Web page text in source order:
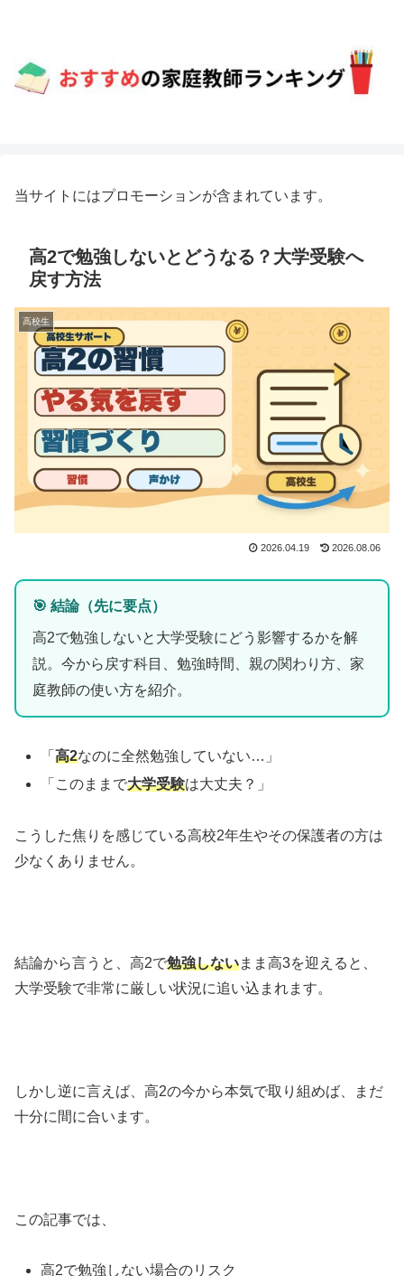
当サイトにはプロモーションが含まれています。
高2で勉強しないとどうなる？大学受験へ
戻す方法
高校生
2026.04.19 2026.08.06
🎯 結論（先に要点）
高2で勉強しないと大学受験にどう影響するかを解
説。今から戻す科目、勉強時間、親の関わり方、家
庭教師の使い方を紹介。
「高2なのに全然勉強していない…」
「このままで大学受験は大丈夫？」
こうした焦りを感じている高校2年生やその保護者の方は
少なくありません。
結論から言うと、高2で勉強しないまま高3を迎えると、
大学受験で非常に厳しい状況に追い込まれます。
しかし逆に言えば、高2の今から本気で取り組めば、まだ
十分に間に合います。
この記事では、
高2で勉強しない場合のリスク